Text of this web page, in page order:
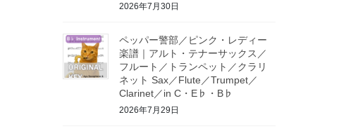
2026年7月30日
ペッパー警部／ピンク・レディー
楽譜｜アルト・テナーサックス／
フルート／トランペット／クラリ
ネット Sax／Flute／Trumpet／
Clarinet／in C・E♭・B♭
2026年7月29日